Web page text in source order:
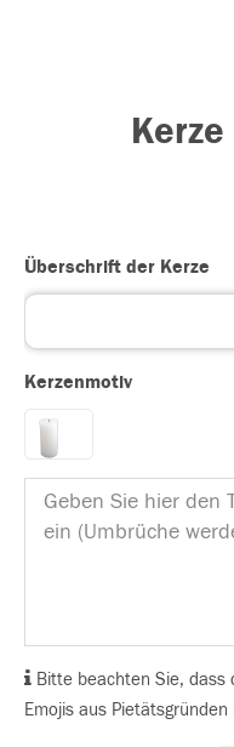
Überschrift der Kerze
Kerzenmotiv
Bitte beachten Sie, dass
Emojis aus